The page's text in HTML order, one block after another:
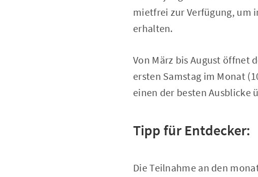
mietfrei zur Verfügung, um
erhalten.
Von März bis August öffnet
ersten Samstag im Monat
einen der besten Ausblicke
Tipp für Entdecker:
Die Teilnahme an den